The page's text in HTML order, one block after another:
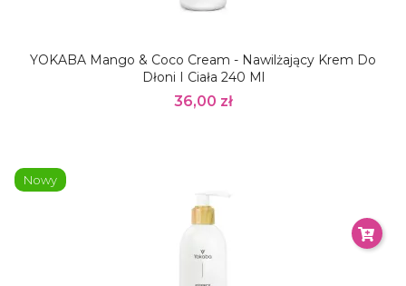
YOKABA Mango & Coco Cream - Nawilżający Krem Do
Dłoni I Ciała 240 Ml
36,00 zł
Nowy